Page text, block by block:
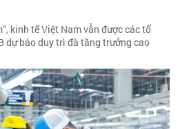
kinh tế Việt Nam vẫn được các tổ
dự báo duy trì đà tăng trưởng cao